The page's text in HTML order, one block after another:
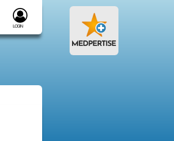
Login